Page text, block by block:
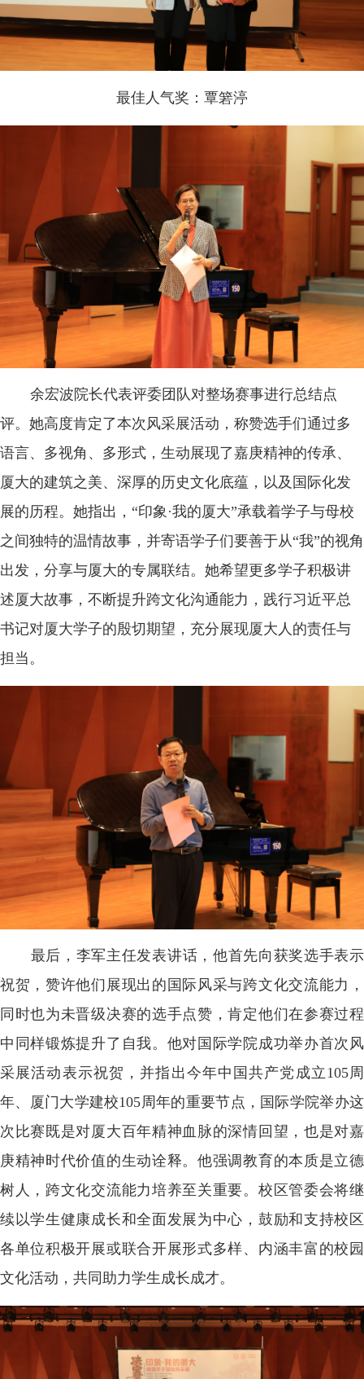
最佳人气奖：覃箬渟
余宏波院长代表评委团队对整场赛事进行总结点
评。她高度肯定了本次风采展活动，称赞选手们通过多
语言、多视角、多形式，生动展现了嘉庚精神的传承、
厦大的建筑之美、深厚的历史文化底蕴，以及国际化发
展的历程。她指出，“印象·我的厦大”承载着学子与母校
之间独特的温情故事，并寄语学子们要善于从“我”的视角
出发，分享与厦大的专属联结。她希望更多学子积极讲
述厦大故事，不断提升跨文化沟通能力，践行习近平总
书记对厦大学子的殷切期望，充分展现厦大人的责任与
担当。
最后，李军主任发表讲话，他首先向获奖选手表示
祝贺，赞许他们展现出的国际风采与跨文化交流能力，
同时也为未晋级决赛的选手点赞，肯定他们在参赛过程
中同样锻炼提升了自我。他对国际学院成功举办首次风
采展活动表示祝贺，并指出今年中国共产党成立105周
年、厦门大学建校105周年的重要节点，国际学院举办这
次比赛既是对厦大百年精神血脉的深情回望，也是对嘉
庚精神时代价值的生动诠释。他强调教育的本质是立德
树人，跨文化交流能力培养至关重要。校区管委会将继
续以学生健康成长和全面发展为中心，鼓励和支持校区
各单位积极开展或联合开展形式多样、内涵丰富的校园
文化活动，共同助力学生成长成才。